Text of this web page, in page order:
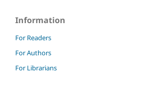
Information
For Readers
For Authors
For Librarians